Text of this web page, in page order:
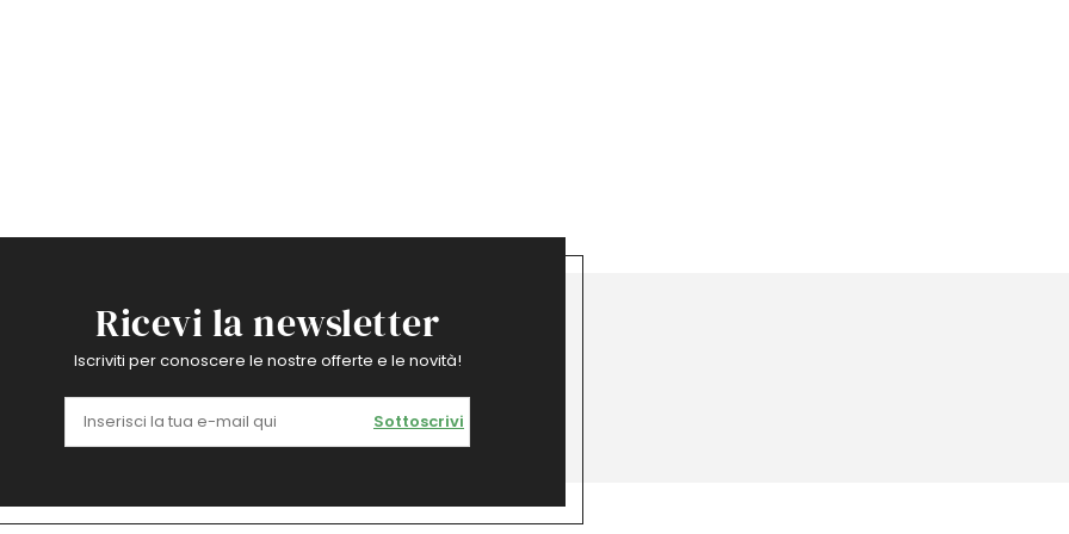
Ricevi la newsletter
Iscriviti per conoscere le nostre offerte e le novità!
Sottoscrivi